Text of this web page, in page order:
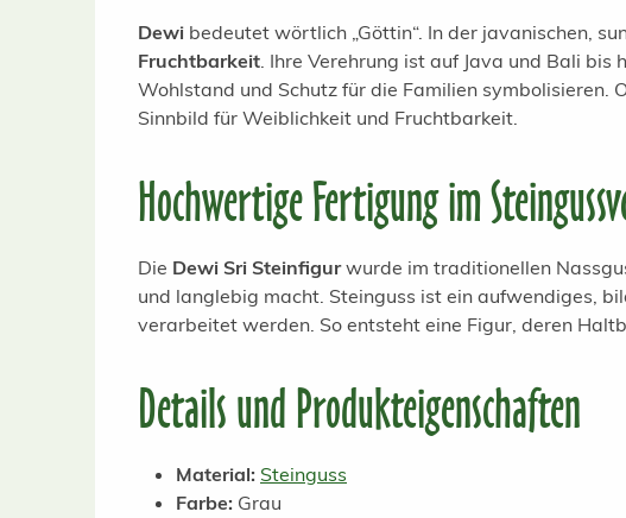
Dewi bedeutet wörtlich „Göttin“. In der javanischen,
Fruchtbarkeit. Ihre Verehrung ist auf Java und Bali
Wohlstand und Schutz für die Familien symbolisieren.
Sinnbild für Weiblichkeit und Fruchtbarkeit.
Hochwertige Fertigung im
Die Dewi Sri Steinfigurwurde im traditionellen
und langlebig macht. Steinguss ist ein aufwendiges,
verarbeitet werden. So entsteht eine Figur, deren
Details und Produkteigenschaften
Material: Steinguss
Farbe: Grau